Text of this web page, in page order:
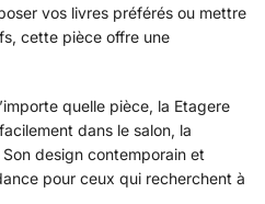
vos livres préférés ou mettre
cette pièce offre une
quelle pièce, la Etagere
dans le salon, la
design contemporain et
pour ceux qui recherchent à